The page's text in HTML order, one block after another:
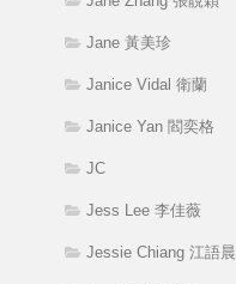
Jane 黃美珍
Janice Vidal 衛蘭
Janice Yan 閻奕格
JC
Jess Lee 李佳薇
Jessie Chiang 江語晨